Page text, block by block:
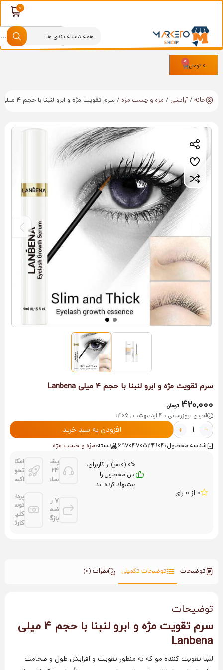
0 تومان
0
خانه /آرایشی / مژه و چسب مژه / سرم تقویت مژه و ابرو لنبنا با حجم 4 میلی Lanbena
سرم تقویت مژه و ابرو لنبنا با حجم 4 میلی Lanbena
420,000 تومان
آخرین بروزرسانی : 4 اردیبهشت , 1405
افزودن به سبد خرید
شناسه محصول:6970470534104 دسته:مژه و چسب مژه
0 از 0 رای
0% (0نفر) از کاربران،
این محصول را
پیشنهاد کرده اند
پشتیانی
24
ساعته
امکان
تحویل
اکسپرس
7 روز
ضمانت
بازگشت
پرداخت
توسط
کلیه
کارتها
توضیحات توضیحات تکمیلی نظرات (0)
توضیحات
سرم تقویت مژه و ابرو لنبنا با حجم 4 میلی
Lanbena
لنبنا تقویت کننده مو که به منظور تقویت و افزایش طول و ضخامت